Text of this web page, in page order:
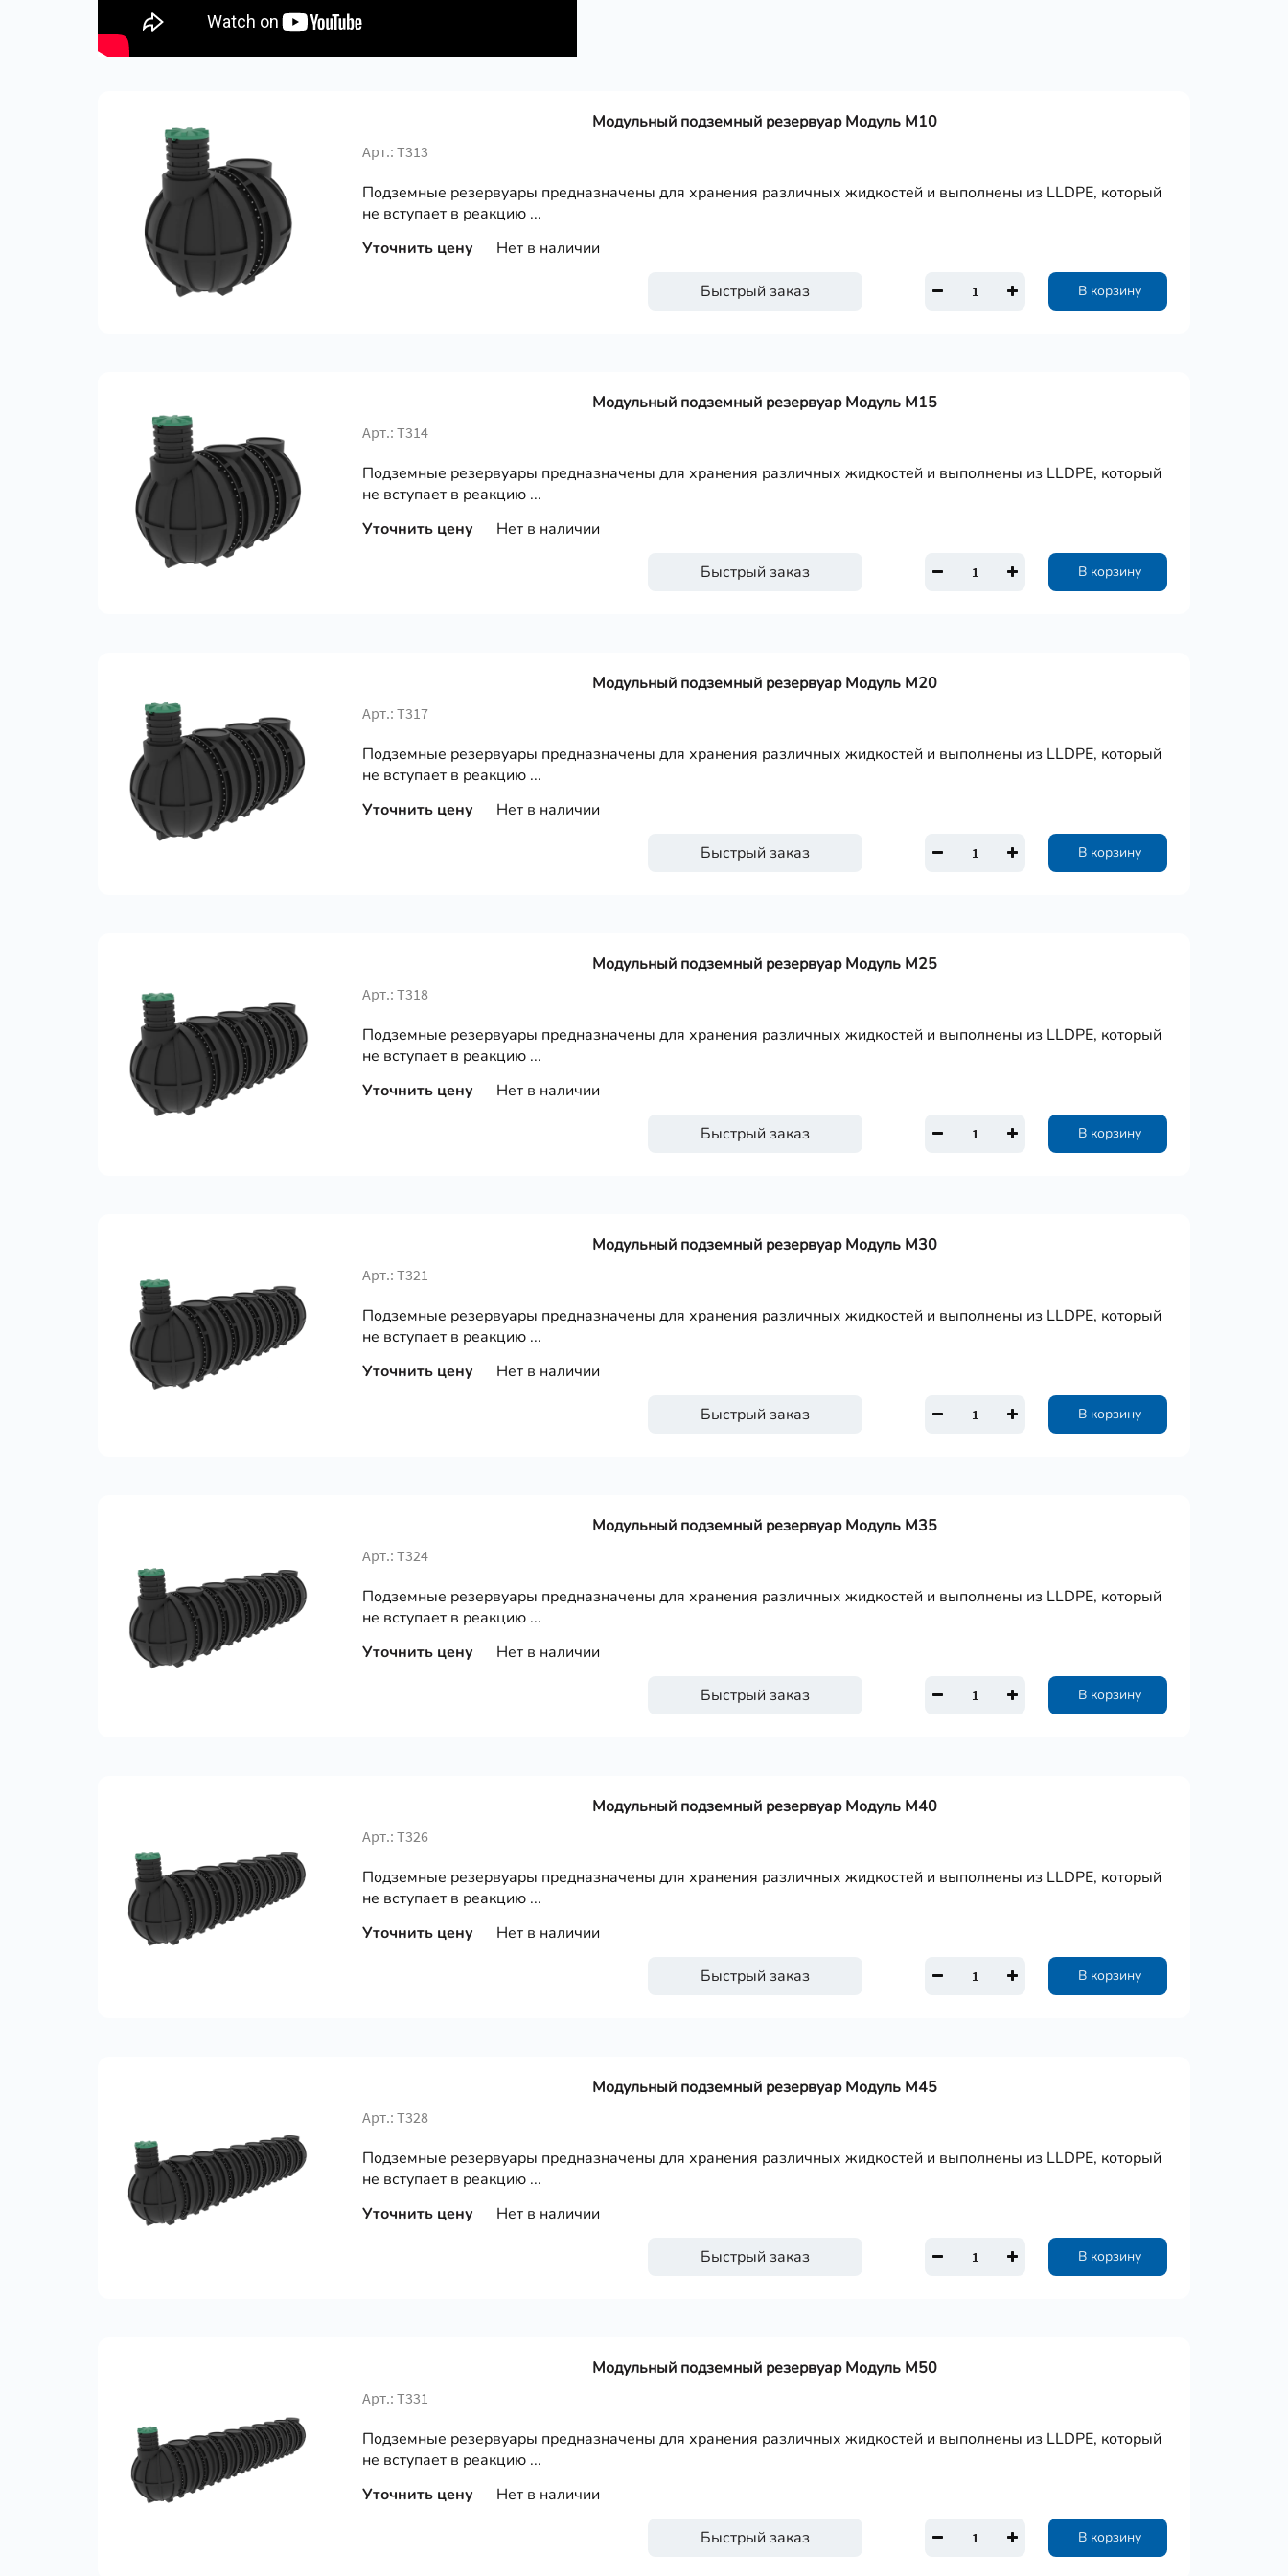
Модульный подземный резервуар Модуль М10
Арт.: Т313
Подземные резервуары предназначены для хранения различных жидкостей и выполнены из LLDPE, который
не вступает в реакцию ...
Быстрый заказ В корзину
Уточнить цену Нет в наличии
Модульный подземный резервуар Модуль М15
Арт.: Т314
Подземные резервуары предназначены для хранения различных жидкостей и выполнены из LLDPE, который
не вступает в реакцию ...
Быстрый заказ В корзину
Уточнить цену Нет в наличии
Модульный подземный резервуар Модуль М20
Арт.: Т317
Подземные резервуары предназначены для хранения различных жидкостей и выполнены из LLDPE, который
не вступает в реакцию ...
Быстрый заказ В корзину
Уточнить цену Нет в наличии
Модульный подземный резервуар Модуль М25
Арт.: Т318
Подземные резервуары предназначены для хранения различных жидкостей и выполнены из LLDPE, который
не вступает в реакцию ...
Быстрый заказ В корзину
Уточнить цену Нет в наличии
Модульный подземный резервуар Модуль М30
Арт.: Т321
Подземные резервуары предназначены для хранения различных жидкостей и выполнены из LLDPE, который
не вступает в реакцию ...
Быстрый заказ В корзину
Уточнить цену Нет в наличии
Модульный подземный резервуар Модуль М35
Арт.: Т324
Подземные резервуары предназначены для хранения различных жидкостей и выполнены из LLDPE, который
не вступает в реакцию ...
Быстрый заказ В корзину
Уточнить цену Нет в наличии
Модульный подземный резервуар Модуль М40
Арт.: Т326
Подземные резервуары предназначены для хранения различных жидкостей и выполнены из LLDPE, который
не вступает в реакцию ...
Быстрый заказ В корзину
Уточнить цену Нет в наличии
Модульный подземный резервуар Модуль М45
Арт.: Т328
Подземные резервуары предназначены для хранения различных жидкостей и выполнены из LLDPE, который
не вступает в реакцию ...
Быстрый заказ В корзину
Уточнить цену Нет в наличии
Модульный подземный резервуар Модуль М50
Арт.: Т331
Подземные резервуары предназначены для хранения различных жидкостей и выполнены из LLDPE, который
не вступает в реакцию ...
Быстрый заказ В корзину
Уточнить цену Нет в наличии